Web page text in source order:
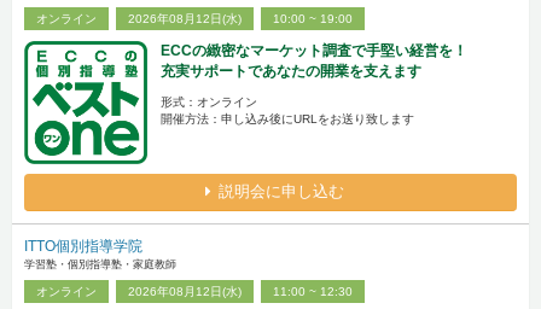
オンライン 2026年08月12日(水) 10:00 ~ 19:00
ECCの緻密なマーケット調査で手堅い経営を！
充実サポートであなたの開業を支えます
形式：オンライン
開催方法：申し込み後にURLをお送り致します
説明会に申し込む
ITTO個別指導学院
学習塾・個別指導塾・家庭教師
オンライン 2026年08月12日(水) 11:00 ~ 12:30